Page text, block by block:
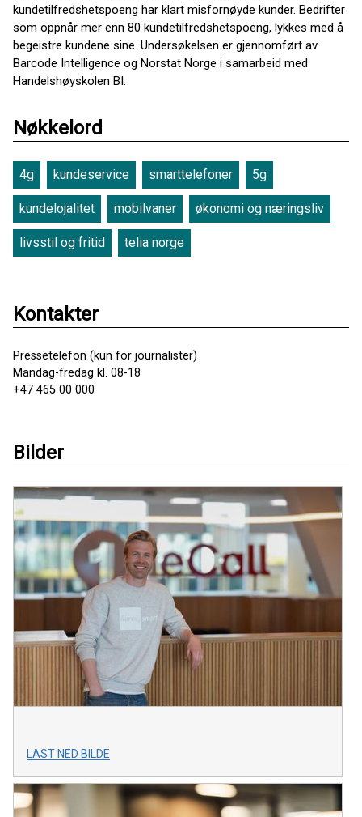
kundetilfredshetspoeng har klart misfornøyde kunder. Bedrifter
som oppnår mer enn 80 kundetilfredshetspoeng, lykkes med å
begeistre kundene sine. Undersøkelsen er gjennomført av
Barcode Intelligence og Norstat Norge i samarbeid med
Handelshøyskolen BI.
Nøkkelord
4g kundeservice smarttelefoner 5g
kundelojalitet mobilvaner økonomi og næringsliv
livsstil og fritid telia norge
Kontakter
Pressetelefon (kun for journalister)
Mandag-fredag kl. 08-18
+47 465 00 000
Bilder
LAST NED BILDE